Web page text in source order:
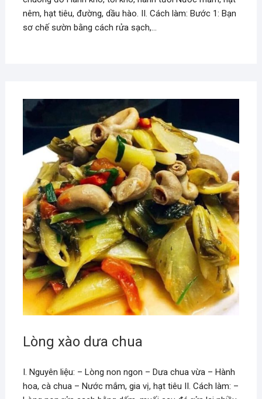
nêm, hạt tiêu, đường, dầu hào. II. Cách làm: Bước 1: Bạn
sơ chế sườn bằng cách rửa sạch,…
Lòng xào dưa chua
I. Nguyên liệu: – Lòng non ngon – Dưa chua vừa – Hành
hoa, cà chua – Nước mắm, gia vị, hạt tiêu II. Cách làm: –